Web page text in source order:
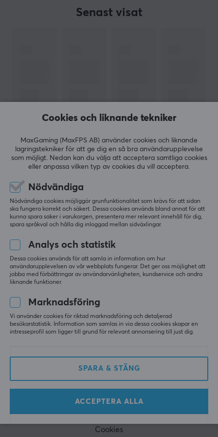
Senast visat
Nyhetsbrev för gamers
Mer än 400 000 gamers prenumererar idag på vårt
nyhetsbrev. Få exklusiva nyheter, ta emot grymma
PRENUMERERA
KUNDSERVICE
Köpvillkor
Cookies
Cookies och liknande tekniker
MaxGaming (MaxFPS AB) använder cookies och liknande
lagringstekniker för att ge dig en så bra användarupplevelse
som möjligt. Nedan kan du välja att acceptera samtliga cookies
eller anpassa vilken typ av cookies du vill acceptera.
Nödvändiga
Nödvändiga cookies möjliggör grunfunktionalitet som krävs för att sidan
ska fungera korrekt och säkert. Dessa cookies används bland annat för att
kunna spara saker i varukorgen, presentera mer relevant innehåll för dig,
spara språkval och hålla dig inloggad mellan sidväxlingar.
Analys och statistik
Dessa cookies används för att samla in information om hur
användarupplevelsen av vår webbplats fungerar. Det ger oss möjlighet att
jobba med förbättringar av användarvänligheten, kundservice och andra
liknande funktioner.
Marknadsföring
Vi använder cookies för riktad marknadsföring och detaljerad
besökarstatistik. Information som samlas in via dessa cookies skapar en
intresseprofil som ligger till grund för relevant annonsering till just dig.
SPARA & STÄNG
ACCEPTERA ALLA